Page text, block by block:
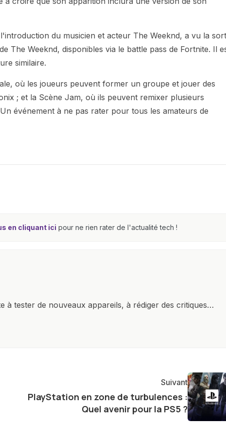
du musicien et acteur The Weeknd, a vu la
The Weeknd, disponibles via le battle pass de Fortnite. Il
similaire.
où les joueurs peuvent former un groupe et jouer des
; et la Scène Jam, où ils peuvent remixer plusieurs
événement à ne pas rater pour tous les amateurs de
en cliquant ici pour ne rien rater de l'actualité tech !
à tester de nouveaux appareils, à rédiger des critiques
de produits, et à interviewer des acteurs clés de
Suivant
PlayStation en zone de turbulences :
Quel avenir pour la PS5 ?